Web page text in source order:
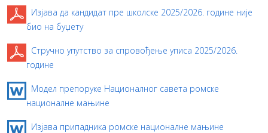
Изјава да кандидат пре школске 2025/2026. године није
био на буџету
Стручно упутство за спровођење уписа 2025/2026.
године
Модел препоруке Националног савета ромске
националне мањине
Изјава припадника ромске националне мањине